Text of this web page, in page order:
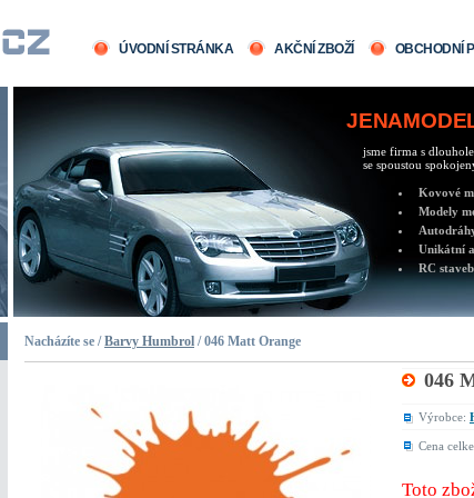
ÚVODNÍ STRÁNKA AKČNÍ ZBOŽÍ OBCHODNÍ
jsme firma s
se spoustou
Kovové
Modely
Unikátní
RC
Nacházíte se /Barvy Humbrol / 046 Matt Orange
046
Výrobce:
Cena
Toto